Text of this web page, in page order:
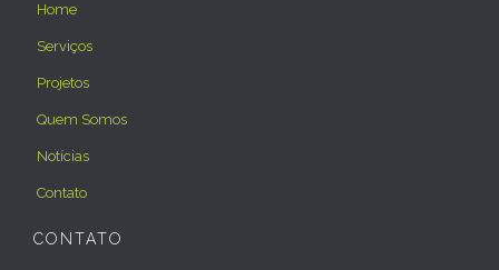
Home
Serviços
Projetos
Quem Somos
Notícias
Contato
CONTATO